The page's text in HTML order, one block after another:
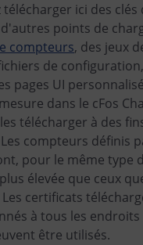
ici des clés
points de
compteurs, des jeux
de
pages UI
dans le cFos
télécharger à des
compteurs définis
pour le même type
élevée que ceux
certificats
à tous les endroits
être utilisés.